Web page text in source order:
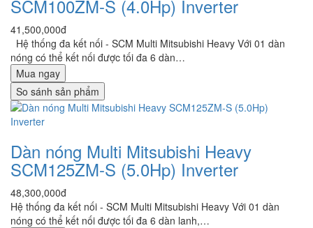
SCM100ZM-S (4.0Hp) Inverter
41,500,000đ
Hệ thống đa kết nối - SCM Multi Mitsubishi Heavy Với 01 dàn
nóng có thể kết nối được tối đa 6 dàn…
Mua ngay
So sánh sản phẩm
Dàn nóng Multi Mitsubishi Heavy
SCM125ZM-S (5.0Hp) Inverter
48,300,000đ
Hệ thống đa kết nối - SCM Multi Mitsubishi Heavy Với 01 dàn
nóng có thể kết nối được tối đa 6 dàn lanh,…